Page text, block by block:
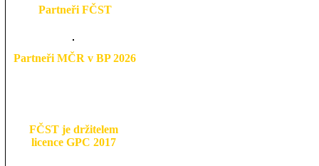
Partneři FČST
Partneři MČR v BP 2026
FČST je držitelem
licence GPC 2017